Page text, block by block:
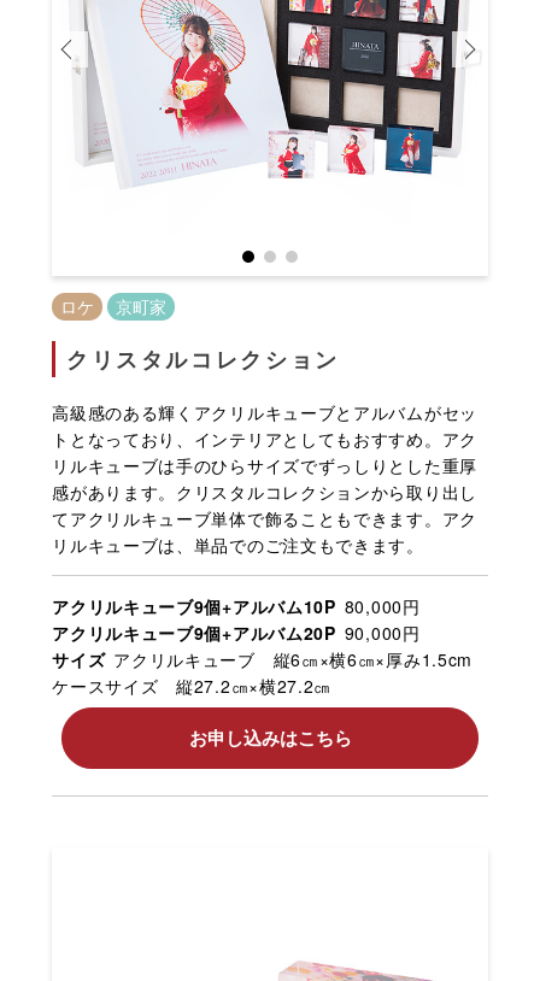
ロケ 京町家
クリスタルコレクション
高級感のある輝くアクリルキューブとアルバムがセッ
トとなっており、インテリアとしてもおすすめ。アク
リルキューブは手のひらサイズでずっしりとした重厚
感があります。クリスタルコレクションから取り出し
てアクリルキューブ単体で飾ることもできます。アク
リルキューブは、単品でのご注文もできます。
アクリルキューブ9個+アルバム10P 80,000円
アクリルキューブ9個+アルバム20P 90,000円
サイズ アクリルキューブ 縦6㎝×横6㎝×厚み1.5cm
ケースサイズ 縦27.2㎝×横27.2㎝
お申し込みはこちら